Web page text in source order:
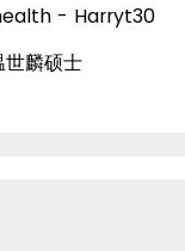
- Harryt30
麟硕士